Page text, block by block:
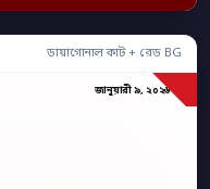
ডায়াগোনাল কাট + রেড BG
জানুয়ারী ৯, ২০২৬